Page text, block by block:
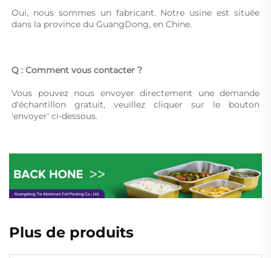
Oui, nous sommes un fabricant. Notre usine est située
dans la province du GuangDong, en Chine.
Q : Comment vous contacter ?
Vous pouvez nous envoyer directement une demande
d'échantillon gratuit, veuillez cliquer sur le bouton
'envoyer' ci-dessous.
Plus de produits